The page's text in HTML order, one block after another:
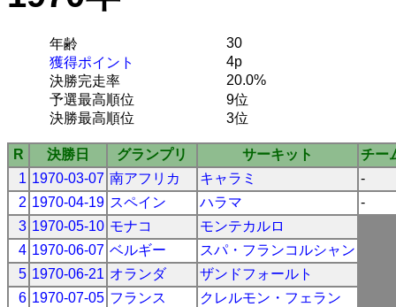
年齢
30
獲得ポイント
4p
決勝完走率
20.0%
予選最高順位
9位
決勝最高順位
3位
R 決勝日 グランプリ サーキット
チー
1 1970-03-07 南アフリカ キャラミ
-
2 1970-04-19 スペイン ハラマ
-
3 1970-05-10 モナコ
モンテカルロ
4 1970-06-07 ベルギー
スパ・フランコルシャン
5 1970-06-21 オランダ
ザンドフォールト
6 1970-07-05 フランス
クレルモン・フェラン